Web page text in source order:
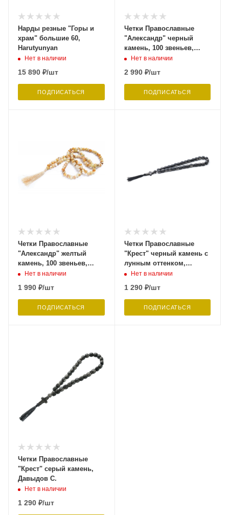
Нарды резные "Горы и
храм" большие 60,
Harutyunyan
Нет в наличии
15 890 ₽/шт
ПОДПИСАТЬСЯ
Четки Православные
"Александр" черный
камень, 100 звеньев,
Давыдов С.
Нет в наличии
2 990₽/шт
ПОДПИСАТЬСЯ
Четки Православные
"Александр" желтый
камень, 100 звеньев,
Давыдов С.
Нет в наличии
1 990 ₽/шт
ПОДПИСАТЬСЯ
Четки Православные
"Крест" черный камень с
лунным оттенком,
Давыдов С.
Нет в наличии
1 290₽/шт
ПОДПИСАТЬСЯ
Четки Православные
"Крест" серый камень,
Давыдов С.
Нет в наличии
1 290 ₽/шт